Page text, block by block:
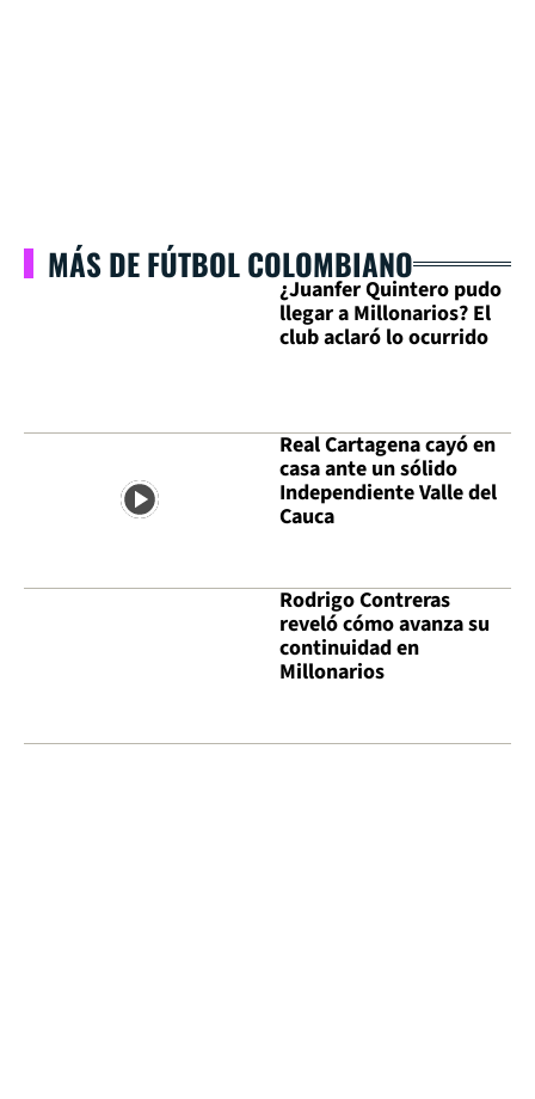
MÁS DE FÚTBOL COLOMBIANO
¿Juanfer Quintero pudo
llegar a Millonarios? El
club aclaró lo ocurrido
Real Cartagena cayó en
casa ante un sólido
Independiente Valle del
Cauca
Rodrigo Contreras
reveló cómo avanza su
continuidad en
Millonarios